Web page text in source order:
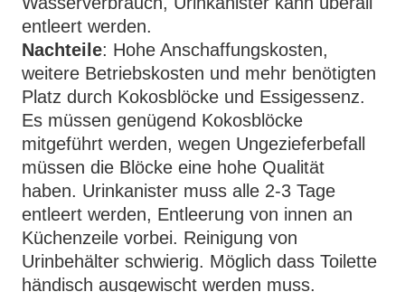
entleert werden.
Nachteile: Hohe Anschaffungskosten,
weitere Betriebskosten und mehr benötigten
Platz durch Kokosblöcke und Essigessenz.
Es müssen genügend Kokosblöcke
mitgeführt werden, wegen Ungezieferbefall
müssen die Blöcke eine hohe Qualität
haben. Urinkanister muss alle 2-3 Tage
entleert werden, Entleerung von innen an
Küchenzeile vorbei. Reinigung von
Urinbehälter schwierig. Möglich dass Toilette
händisch ausgewischt werden muss.